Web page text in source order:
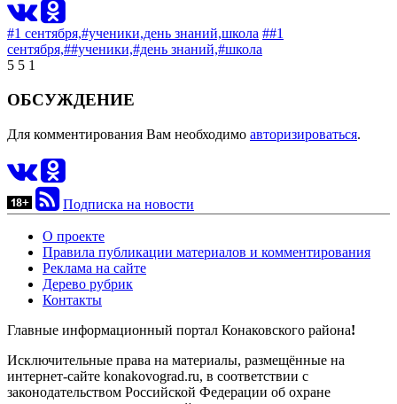
#1 сентября,#ученики,день знаний,школа ##1
сентября,##ученики,#день знаний,#школа
5 5 1
ОБСУЖДЕНИЕ
Для комментирования Вам необходимо авторизироваться.
Подписка на новости
О проекте
Правила публикации материалов и комментирования
Реклама на сайте
Дерево рубрик
Контакты
Главные информационный портал Конаковского района!
Исключительные права на материалы, размещённые на
интернет-сайте konakovograd.ru, в соответствии с
законодательством Российской Федерации об охране